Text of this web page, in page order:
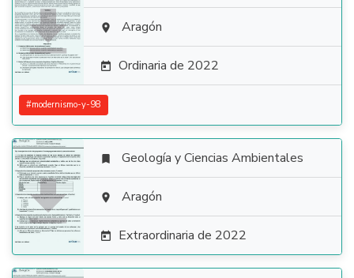
  Aragón
 Ordinaria de 2022
#modernismo-y-98

 Geología y Ciencias Ambientales
 Aragón
 Extraordinaria de 2022